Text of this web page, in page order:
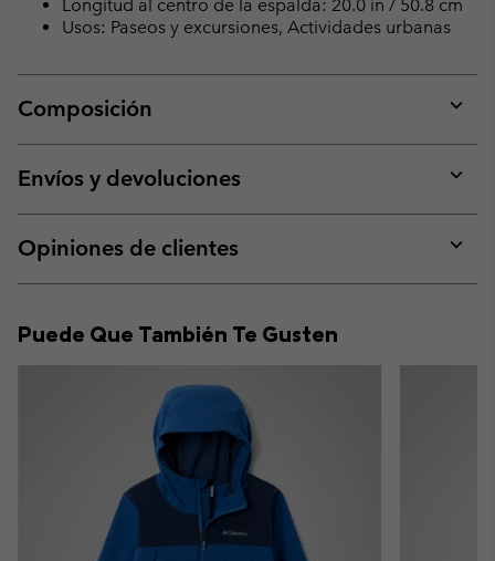
Longitud al centro de la espalda: 20.0 in / 50.8 cm
Usos: Paseos y excursiones, Actividades urbanas
Composición
or
Envíos y devoluciones
or
Opiniones de clientes
or
Puede Que También Te Gusten